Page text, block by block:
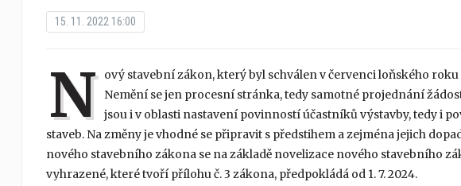
15. 11. 2022 16:00
N
ový stavební zákon, který byl schválen v červenci loňského roku
Nemění se jen procesní stránka, tedy samotné projednání
jsou i v oblasti nastavení povinností účastníků výstavby, tedy i
staveb. Na změny je vhodné se připravit s předstihem a zejména jejich
nového stavebního zákona se na základě novelizace nového stavebního
vyhrazené, které tvoří přílohu č. 3 zákona, předpokládá od 1. 7. 2024.